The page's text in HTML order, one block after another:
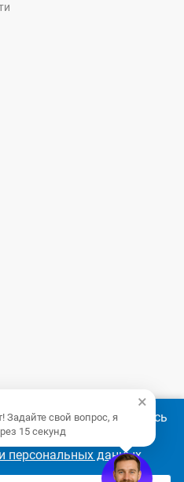
крепежа и инструмента -
сайт, Вы соглашаетесь
🍪 в соответствии с
персональных данных
×
Задайте свой вопрос, я
15 секунд